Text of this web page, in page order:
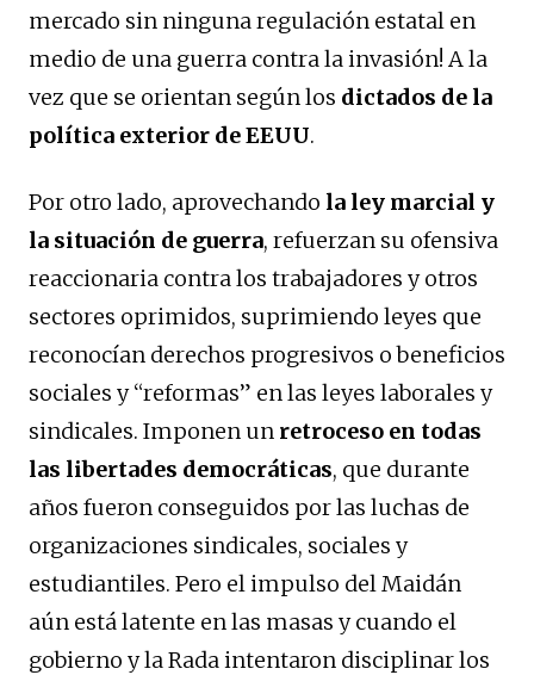
mercado sin ninguna regulación estatal en
medio de una guerra contra la invasión! A la
vez que se orientan según los dictados de la
política exterior de EEUU.
Por otro lado, aprovechando la ley marcial y
la situación de guerra, refuerzan su ofensiva
reaccionaria contra los trabajadores y otros
sectores oprimidos, suprimiendo leyes que
reconocían derechos progresivos o beneficios
sociales y “reformas” en las leyes laborales y
sindicales. Imponen un retroceso en todas
las libertades democráticas, que durante
años fueron conseguidos por las luchas de
organizaciones sindicales, sociales y
estudiantiles. Pero el impulso del Maidán
aún está latente en las masas y cuando el
gobierno y la Rada intentaron disciplinar los